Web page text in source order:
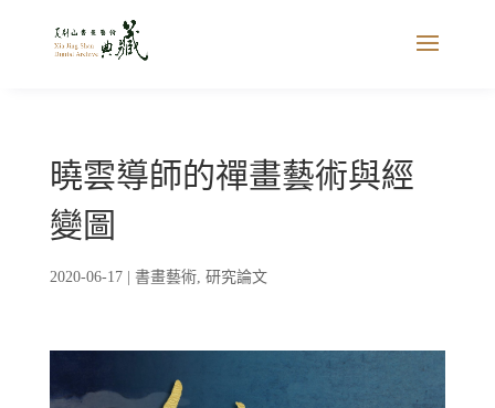
曉雲導師的禪畫藝術與經
變圖
2020-06-17| 書畫藝術, 研究論文